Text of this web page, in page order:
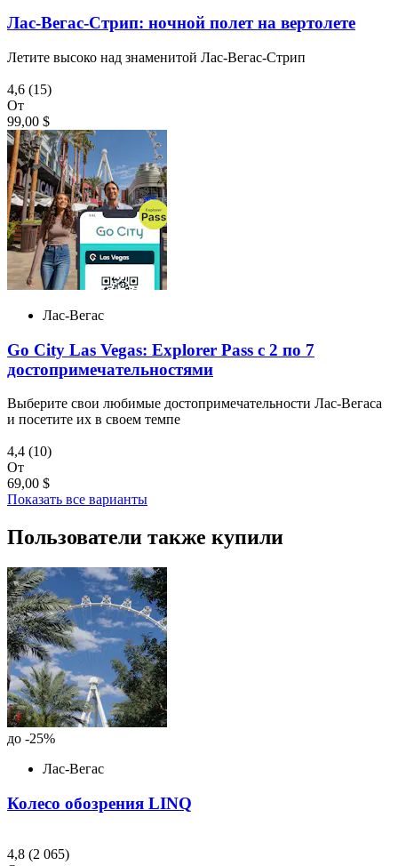
Лас-Вегас-Стрип: ночной полет на вертолете
Летите высоко над знаменитой Лас-Вегас-Стрип
4,6 (15)
От
99,00 $
Лас-Вегас
Go City Las Vegas: Explorer Pass с 2 по 7
достопримечательностями
Выберите свои любимые достопримечательности Лас-Вегаса
и посетите их в своем темпе
4,4 (10)
От
69,00 $
Показать все варианты
Пользователи также купили
до -25%
Лас-Вегас
Колесо обозрения LINQ
4,8 (2 065)